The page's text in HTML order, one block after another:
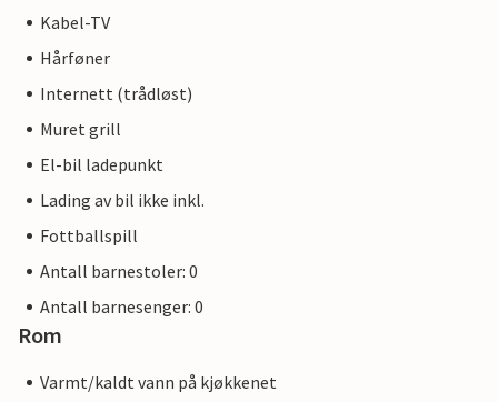
Kabel-TV
Hårføner
Internett (trådløst)
Muret grill
El-bil ladepunkt
Lading av bil ikke inkl.
Fottballspill
Antall barnestoler: 0
Antall barnesenger: 0
Rom
Varmt/kaldt vann på kjøkkenet